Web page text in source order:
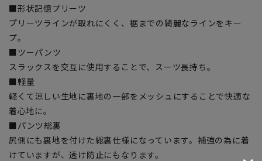
■形状記憶プリーツ
プリーツラインが取れにくく、裾までの綺麗なラインをキー
プ。
■ツーパンツ
スラックスを交互に使用することで、スーツ長持ち。
■軽量
軽くて涼しい生地に裏地の一部をメッシュにすることで快適な
着心地に。
■パンツ総裏
尻側にも裏地を付けた総裏仕様になっています。補強の為に着
けていますが、透け防止にもなります。